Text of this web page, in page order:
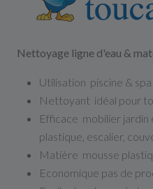
Nettoyage ligne d'eau &
Utilisation piscine & spa
Nettoyant idéal pour
Efficace mobilier jardin
plastique, escalier,
Matière mousse
Economique pas de